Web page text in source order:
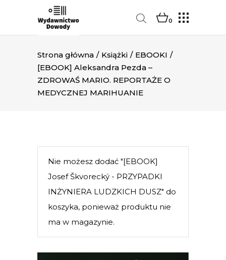
0
Strona główna / Książki / EBOOKI /
[EBOOK] Aleksandra Pezda –
ZDROWAŚ MARIO. REPORTAŻE O
MEDYCZNEJ MARIHUANIE
Nie możesz dodać "[EBOOK]
Josef Škvorecký - PRZYPADKI
INŻYNIERA LUDZKICH DUSZ" do
koszyka, ponieważ produktu nie
ma w magazynie.